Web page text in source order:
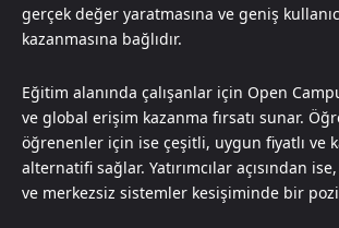
gerçek değer yaratmasına ve geniş
kazanmasına bağlıdır.
Eğitim alanında çalışanlar için Open
ve global erişim kazanma fırsatı sunar.
öğrenenler için ise çeşitli, uygun fiyatlı ve
alternatifi sağlar. Yatırımcılar açısından
ve merkezsiz sistemler kesişiminde bir